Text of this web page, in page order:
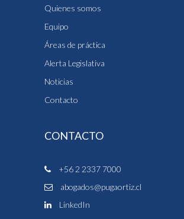
Quienes somos
Equipo
Áreas de práctica
Alerta Legislativa
Noticias
Contacto
CONTACTO
+56 2 2337 7000
abogados@pugaortiz.cl
LinkedIn